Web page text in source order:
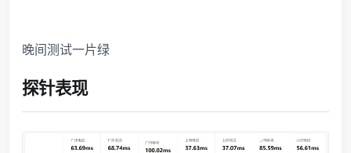
晚间测试一片绿
探针表现